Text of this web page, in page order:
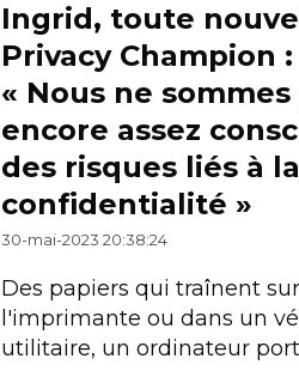
Ingrid, toute
Privacy Champion :
« Nous ne sommes
encore assez
des risques liés à la
confidentialité »
30-mai-2023 20:38:24
Des papiers qui traînent sur
l'imprimante ou dans un
utilitaire, un ordinateur